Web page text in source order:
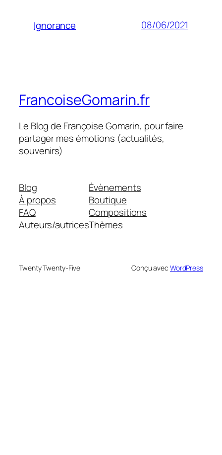
Ignorance 08/06/2021
FrancoiseGomarin.fr
Le Blog de Françoise Gomarin, pour faire
partager mes émotions (actualités,
souvenirs)
Blog
À propos
FAQ
Auteurs/autrices
Évènements
Boutique
Compositions
Thèmes
Twenty Twenty-Five Conçu avec WordPress